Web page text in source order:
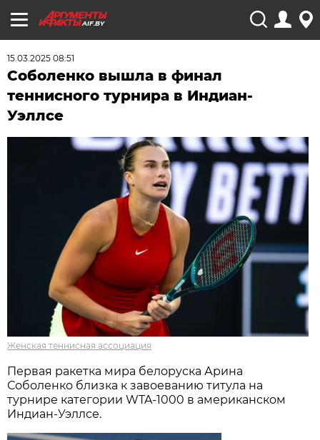
AIF.BY
15.03.2025 08:51
Соболенко вышла в финал
теннисного турнира в Индиан-
Уэллсе
Женская теннисная ассоциация
Первая ракетка мира белоруска Арина
Соболенко близка к завоеванию титула на
турнире категории WTA-1000 в американском
Индиан-Уэллсе.